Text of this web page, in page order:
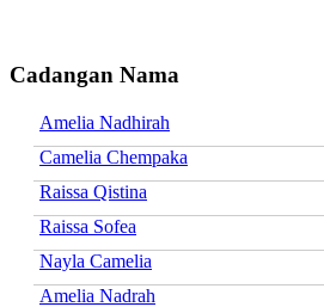
Cadangan Nama
Amelia Nadhirah
Camelia Chempaka
Raissa Qistina
Raissa Sofea
Nayla Camelia
Amelia Nadrah